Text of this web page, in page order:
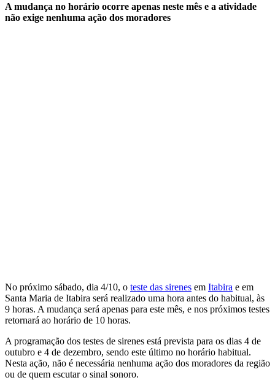
A mudança no horário ocorre apenas neste mês e a atividade
não exige nenhuma ação dos moradores
No próximo sábado, dia 4/10, o teste das sirenes em Itabira e em
Santa Maria de Itabira será realizado uma hora antes do habitual, às
9 horas. A mudança será apenas para este mês, e nos próximos testes
retornará ao horário de 10 horas.
A programação dos testes de sirenes está prevista para os dias 4 de
outubro e 4 de dezembro, sendo este último no horário habitual.
Nesta ação, não é necessária nenhuma ação dos moradores da região
ou de quem escutar o sinal sonoro.